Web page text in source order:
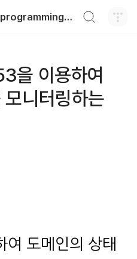
Spiral Moon's programming blog
을 이용하여
니터링하는
도메인의 상태